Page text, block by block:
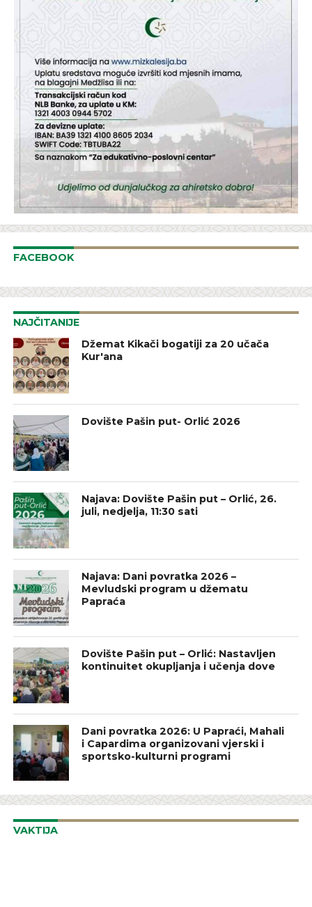
FACEBOOK
NAJČITANIJE
Džemat Kikači bogatiji za 20 učača
Kur'ana
Dovište Pašin put- Orlić 2026
Najava: Dovište Pašin put – Orlić, 26.
juli, nedjelja, 11:30 sati
Najava: Dani povratka 2026 –
Mevludski program u džematu
Papraća
Dovište Pašin put – Orlić: Nastavljen
kontinuitet okupljanja i učenja dove
Dani povratka 2026: U Papraći, Mahali
i Capardima organizovani vjerski i
sportsko-kulturni programi
VAKTIJA